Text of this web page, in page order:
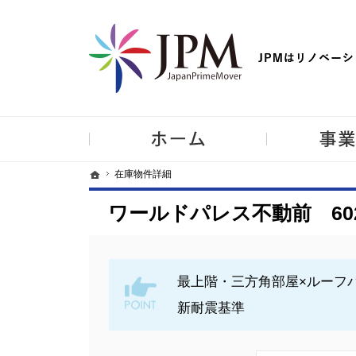
ホーム
在庫物件詳細
ワールドパレス不動前
最上階・三方角部屋×ルーフ
新耐震基準
ホーム
在庫物件詳細